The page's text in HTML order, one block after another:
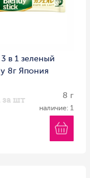
в 1 зеленый
8г Япония
за шт 8 г
наличие: 1